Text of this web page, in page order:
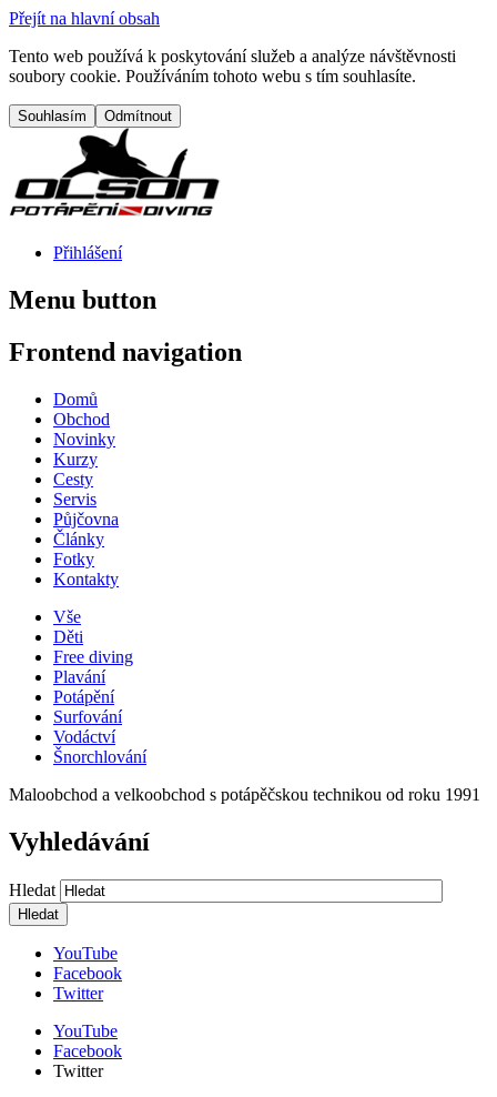
Přejít na hlavní obsah
Tento web používá k poskytování služeb a analýze návštěvnosti
soubory cookie. Používáním tohoto webu s tím souhlasíte.
Přihlášení
Menu button
Frontend navigation
Domů
Obchod
Novinky
Kurzy
Cesty
Servis
Půjčovna
Články
Fotky
Kontakty
Vše
Děti
Free diving
Plavání
Potápění
Surfování
Vodáctví
Šnorchlování
Maloobchod a velkoobchod s potápěčskou technikou od roku 1991
Vyhledávání
Hledat
YouTube
Facebook
Twitter
YouTube
Facebook
Twitter